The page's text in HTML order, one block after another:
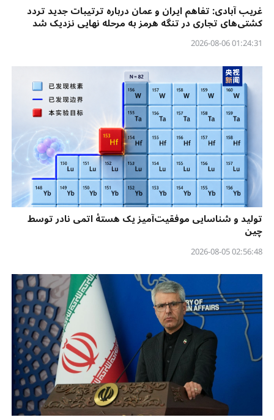
غریب آبادی: تفاهم ایران و عمان درباره ترتیبات جدید تردد
کشتی‌های تجاری در تنگه هرمز به مرحله نهایی نزدیک شد
01:24:31 2026-08-06
تولید و شناسایی موفقیت‌آمیز یک هستهٔ اتمی نادر توسط
چین
02:56:48 2026-08-05